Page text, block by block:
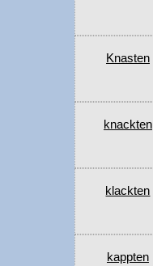
Knasten
knackten
klackten
kappten